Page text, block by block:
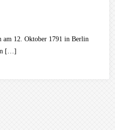
am 12. Oktober 1791 in Berlin
[…]